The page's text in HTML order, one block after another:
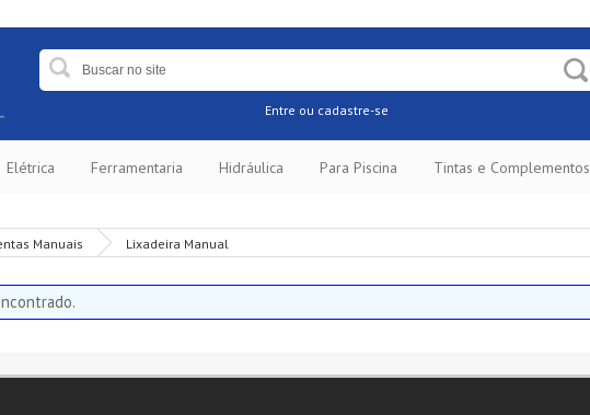
Entre ou cadastre-se
Elétrica Ferramentaria Hidráulica Para Piscina Tintas e Complementos
Manuais Lixadeira Manual